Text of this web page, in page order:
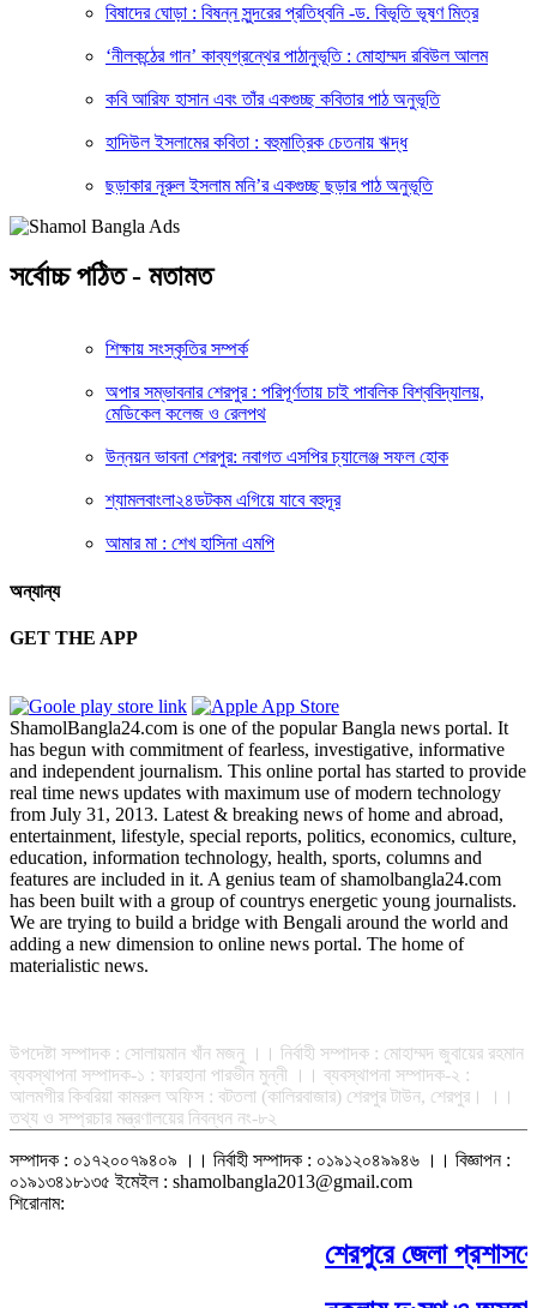
বিষাদের ঘোড়া : বিষন্ন সুন্দরের প্রতিধ্বনি -ড. বিভূতি ভূষণ মিত্র
‘নীলকন্ঠের গান’ কাব্যগ্রন্থের পাঠানুভূতি : মোহাম্মদ রবিউল আলম
কবি আরিফ হাসান এবং তাঁর একগুচ্ছ কবিতার পাঠ অনুভূতি
হাদিউল ইসলামের কবিতা : বহুমাত্রিক চেতনায় ঋদ্ধ
ছড়াকার নূরুল ইসলাম মনি’র একগুচ্ছ ছড়ার পাঠ অনুভূতি
সর্বোচ্চ পঠিত - মতামত
শিক্ষায় সংস্কৃতির সম্পর্ক
অপার সম্ভাবনার শেরপুর : পরিপূর্ণতায় চাই পাবলিক বিশ্ববিদ্যালয়,
মেডিকেল কলেজ ও রেলপথ
উন্নয়ন ভাবনা শেরপুর: নবাগত এসপির চ্যালেঞ্জ সফল হোক
শ্যামলবাংলা২৪ডটকম এগিয়ে যাবে বহুদূর
আমার মা : শেখ হাসিনা এমপি
অন্যান্য
GET THE APP
ShamolBangla24.com is one of the popular Bangla news portal. It
has begun with commitment of fearless, investigative, informative
and independent journalism. This online portal has started to provide
real time news updates with maximum use of modern technology
from July 31, 2013. Latest & breaking news of home and abroad,
entertainment, lifestyle, special reports, politics, economics, culture,
education, information technology, health, sports, columns and
features are included in it. A genius team of shamolbangla24.com
has been built with a group of countrys energetic young journalists.
We are trying to build a bridge with Bengali around the world and
adding a new dimension to online news portal. The home of
materialistic news.
উপদেষ্টা সম্পাদক : সোলায়মান খাঁন মজনু ।। নির্বাহী সম্পাদক : মোহাম্মদ জুবায়ের রহমান
ব্যবস্থাপনা সম্পাদক-১ : ফারহানা পারভীন মুন্নী ।। ব্যবস্থাপনা সম্পাদক-২ :
আলমগীর কিবরিয়া কামরুল অফিস : বটতলা (কালিরবাজার) শেরপুর টাউন, শেরপুর। ।।
তথ্য ও সম্প্রচার মন্ত্রণালয়ের নিবন্ধন নং-৮২
সম্পাদক : ০১৭২০০৭৯৪০৯ ।। নির্বাহী সম্পাদক : ০১৯১২০৪৯৯৪৬ ।। বিজ্ঞাপন :
০১৯১৩৪১৮১৩৫ ইমেইল : shamolbangla2013@gmail.com
শিরোনাম:
শেরপুরে জেলা